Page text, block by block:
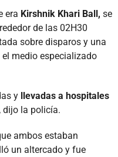
era Kirshnik Khari Ball, se
de las 02H30
sobre disparos y una
medio especializado
y llevadas a hospitales
dijo la policía.
ambos estaban
un altercado y fue